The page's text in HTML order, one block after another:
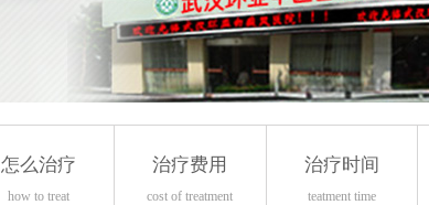
怎么治疗
how to treat
治疗费用
cost of treatment
治疗时间
teatment time